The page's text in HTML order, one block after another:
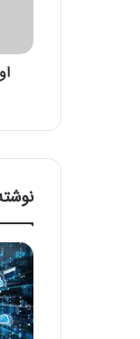
ش
پ
و
ی
و
ز
ی
ر
ن